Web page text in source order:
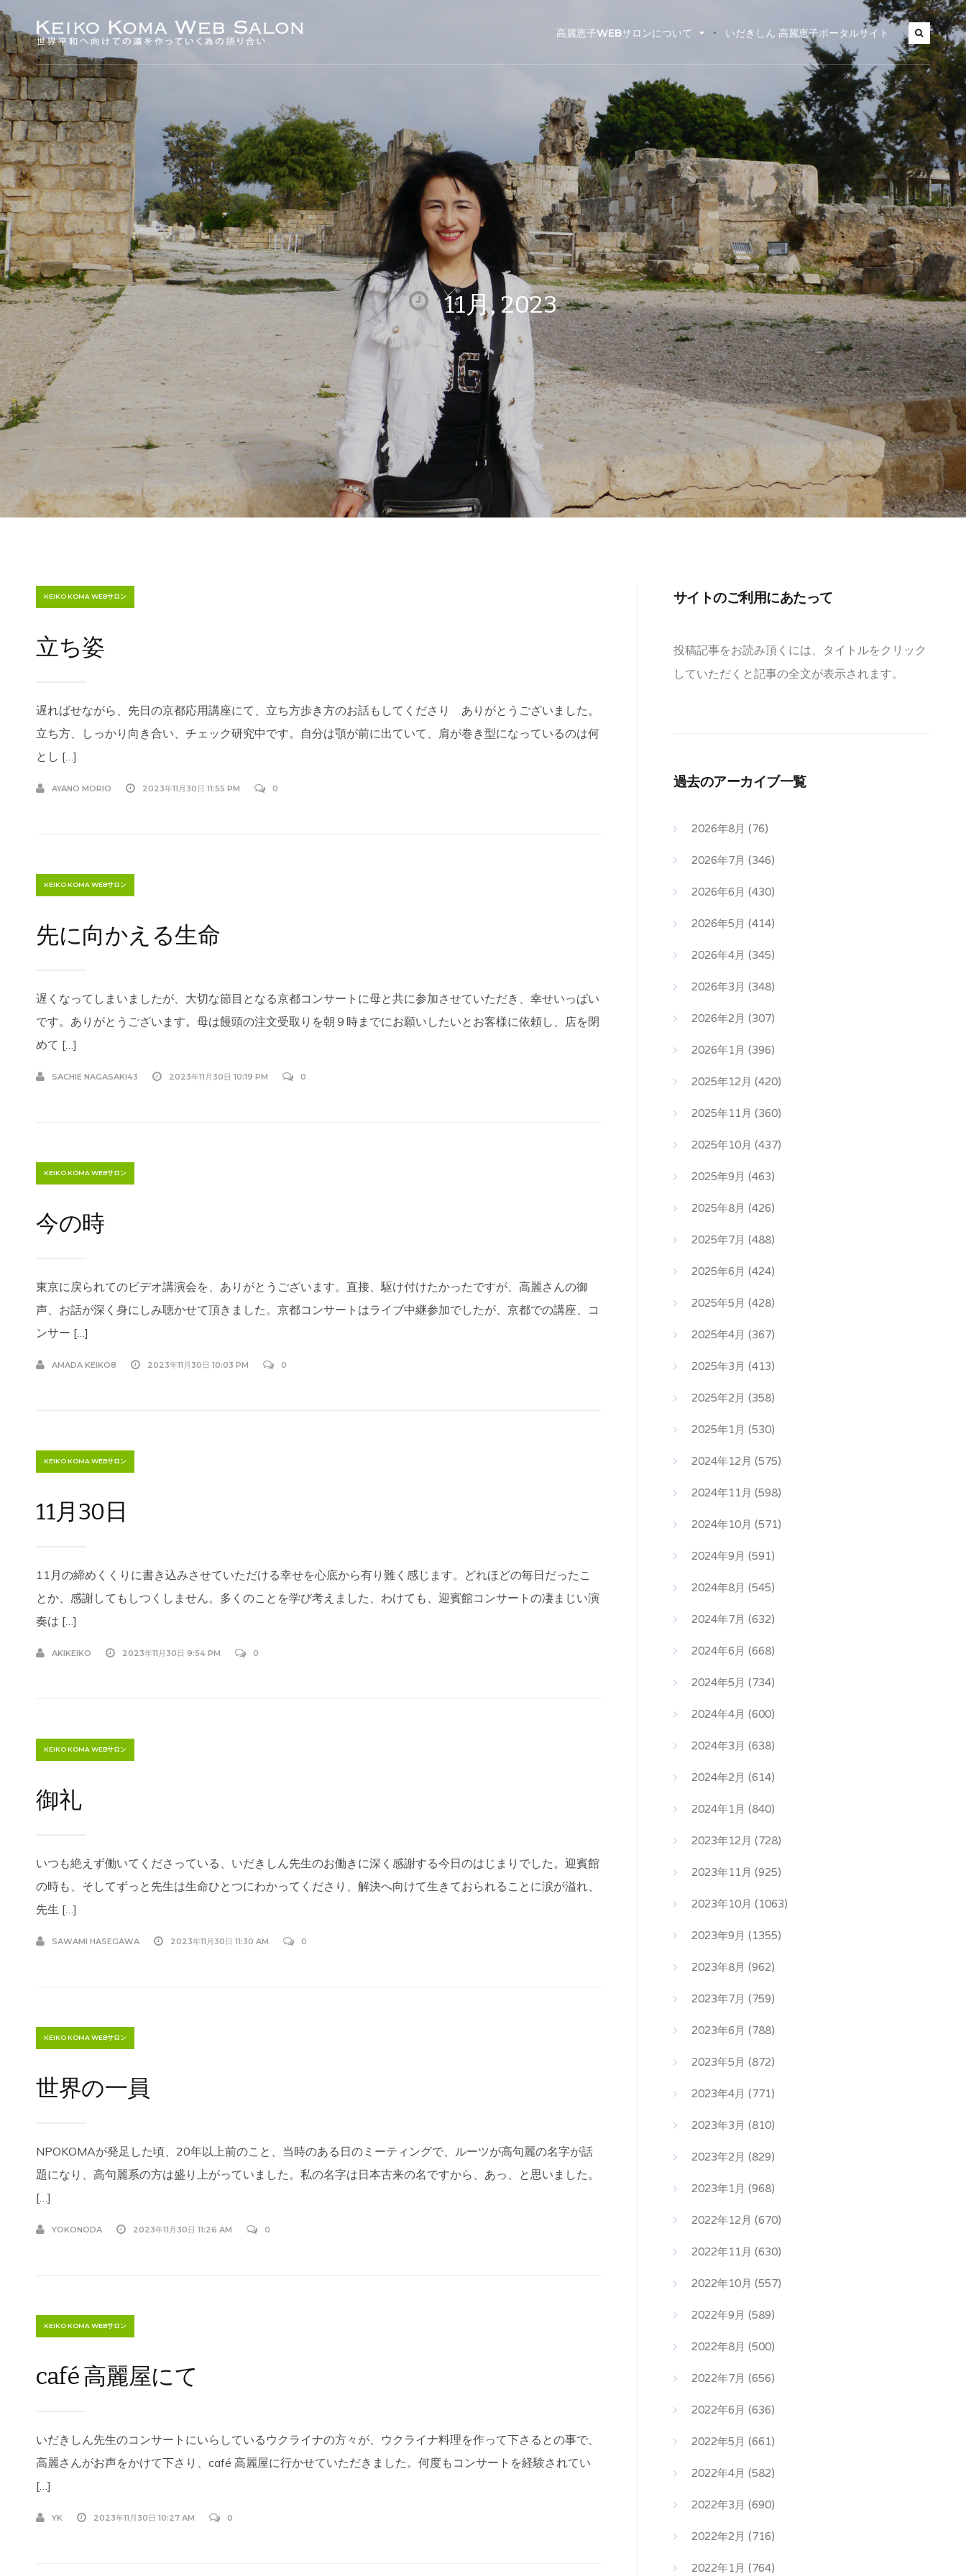
高麗恵子WEBサロンについて いだきしん 高麗恵子ポータルサイト
11月, 2023
KEIKO KOMA WEBサロン
立ち姿
遅ればせながら、先日の京都応用講座にて、立ち方歩き方のお話もしてくださり ありがとうございました。
立ち方、しっかり向き合い、チェック研究中です。自分は顎が前に出ていて、肩が巻き型になっているのは何
とし […]
AYANO MORIO 2023年11月30日 11:55 PM 0
KEIKO KOMA WEBサロン
先に向かえる生命
遅くなってしまいましたが、大切な節目となる京都コンサートに母と共に参加させていただき、幸せいっぱい
です。ありがとうございます。母は饅頭の注文受取りを朝９時までにお願いしたいとお客様に依頼し、店を閉
めて […]
SACHIE NAGASAKI43 2023年11月30日 10:19 PM 0
KEIKO KOMA WEBサロン
今の時
東京に戻られてのビデオ講演会を、ありがとうございます。直接、駆け付けたかったですが、高麗さんの御
声、お話が深く身にしみ聴かせて頂きました。京都コンサートはライブ中継参加でしたが、京都での講座、コ
ンサー […]
AMADA KEIKO8 2023年11月30日 10:03 PM 0
KEIKO KOMA WEBサロン
11月30日
11月の締めくくりに書き込みさせていただける幸せを心底から有り難く感じます。どれほどの毎日だったこ
とか、感謝してもしつくしません。多くのことを学び考えました、わけても、迎賓館コンサートの凄まじい演
奏は […]
AKIKEIKO 2023年11月30日 9:54 PM 0
KEIKO KOMA WEBサロン
御礼
いつも絶えず働いてくださっている、いだきしん先生のお働きに深く感謝する今日のはじまりでした。迎賓館
の時も、そしてずっと先生は生命ひとつにわかってくださり、解決へ向けて生きておられることに涙が溢れ、
先生 […]
SAWAMI HASEGAWA 2023年11月30日 11:30 AM 0
KEIKO KOMA WEBサロン
世界の一員
NPOKOMAが発足した頃、20年以上前のこと、当時のある日のミーティングで、ルーツが高句麗の名字が話
題になり、高句麗系の方は盛り上がっていました。私の名字は日本古来の名ですから、あっ、と思いました。
[…]
YOKONODA 2023年11月30日 11:26 AM 0
KEIKO KOMA WEBサロン
café 高麗屋にて
いだきしん先生のコンサートにいらしているウクライナの方々が、ウクライナ料理を作って下さるとの事で、
高麗さんがお声をかけて下さり、café 高麗屋に行かせていただきました。何度もコンサートを経験されてい
[…]
YK 2023年11月30日 10:27 AM 0
サイトのご利用にあたって
投稿記事をお読み頂くには、タイトルをクリック
していただくと記事の全文が表示されます。
過去のアーカイブ一覧
2026年8月 (76)
2026年7月 (346)
2026年6月 (430)
2026年5月 (414)
2026年4月 (345)
2026年3月 (348)
2026年2月 (307)
2026年1月 (396)
2025年12月 (420)
2025年11月 (360)
2025年10月 (437)
2025年9月 (463)
2025年8月 (426)
2025年7月 (488)
2025年6月 (424)
2025年5月 (428)
2025年4月 (367)
2025年3月 (413)
2025年2月 (358)
2025年1月 (530)
2024年12月 (575)
2024年11月 (598)
2024年10月 (571)
2024年9月 (591)
2024年8月 (545)
2024年7月 (632)
2024年6月 (668)
2024年5月 (734)
2024年4月 (600)
2024年3月 (638)
2024年2月 (614)
2024年1月 (840)
2023年12月 (728)
2023年11月 (925)
2023年10月 (1063)
2023年9月 (1355)
2023年8月 (962)
2023年7月 (759)
2023年6月 (788)
2023年5月 (872)
2023年4月 (771)
2023年3月 (810)
2023年2月 (829)
2023年1月 (968)
2022年12月 (670)
2022年11月 (630)
2022年10月 (557)
2022年9月 (589)
2022年8月 (500)
2022年7月 (656)
2022年6月 (636)
2022年5月 (661)
2022年4月 (582)
2022年3月 (690)
2022年2月 (716)
2022年1月 (764)